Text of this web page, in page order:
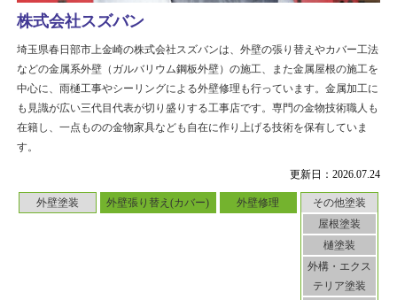
更新日：2026.07.24
外壁塗装 外壁張り替え(カバー) 外壁修理
その他塗装
屋根塗装
樋塗装
外構・エクス
テリア塗装
株式会社スズバン
埼玉県春日部市上金崎の株式会社スズバンは、外壁の張り替えやカバー工法
などの金属系外壁（ガルバリウム鋼板外壁）の施工、また金属屋根の施工を
中心に、雨樋工事やシーリングによる外壁修理も行っています。金属加工に
も見識が広い三代目代表が切り盛りする工事店です。専門の金物技術職人も
在籍し、一点ものの金物家具なども自在に作り上げる技術を保有していま
す。